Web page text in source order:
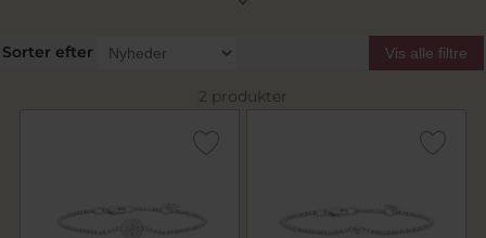
Sorter efter Vis alle filtre
2 produkter